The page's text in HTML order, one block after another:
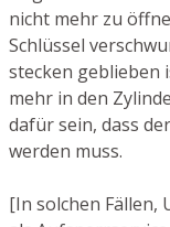
nicht mehr zu
Schlüssel
stecken geblieben
mehr in den
dafür sein, dass
werden muss.
[In solchen Fällen,